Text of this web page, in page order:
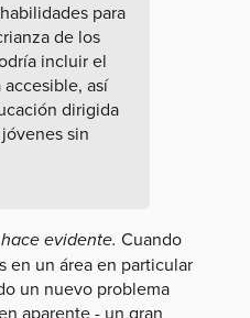
para
de los
incluir el
así
dirigida
sin
evidente. Cuando
en un área en particular
un nuevo problema
aparente - un gran